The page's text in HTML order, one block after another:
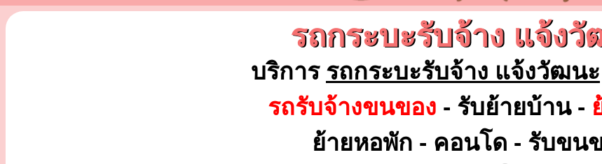
รถกระบะรับจ้าง แจ้ง
บริการ รถกระบะรับจ้าง แจ้งวัฒนะ
รถรับจ้างขนของ - รับย้ายบ้าน -
ย้ายหอพัก - คอนโด - รับขน